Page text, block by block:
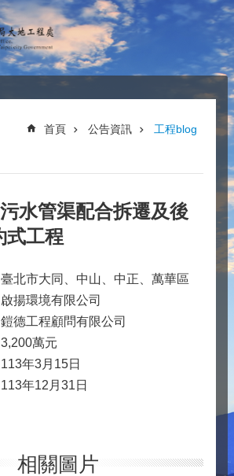
首頁 公告資訊 工程blog
水管渠配合拆遷及後
式工程
北市大同、中山、中正、萬華區
揚環境有限公司
德工程顧問有限公司
萬元
年3月15日
年12月31日
相關圖片